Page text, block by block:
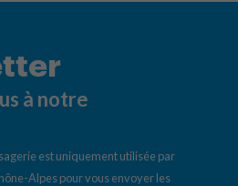
à notre
est uniquement utilisée par
Alpes pour vous envoyer les